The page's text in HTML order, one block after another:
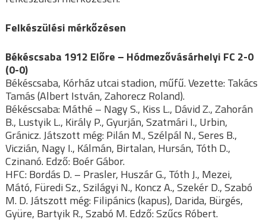
Felkészülési mérkőzésen
Békéscsaba 1912 Előre – Hódmezővásárhelyi FC 2-0
(0-0)
Békéscsaba, Kórház utcai stadion, műfű. Vezette: Takács
Tamás (Albert István, Zahorecz Roland).
Békéscsaba: Máthé – Nagy S., Kiss L., Dávid Z., Zahorán
B., Lustyik L., Király P., Gyurján, Szatmári I., Urbin,
Gránicz. Játszott még: Pilán M., Szélpál N., Seres B.,
Viczián, Nagy I., Kálmán, Birtalan, Hursán, Tóth D.,
Czinanó. Edző: Boér Gábor.
HFC: Bordás D. – Prasler, Huszár G., Tóth J., Mezei,
Mátó, Füredi Sz., Szilágyi N., Koncz A., Szekér D., Szabó
M. D. Játszott még: Filipánics (kapus), Darida, Bürgés,
Gyüre, Bartyik R., Szabó M. Edző: Szűcs Róbert.